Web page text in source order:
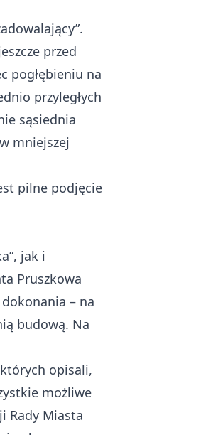
przed
pogłębieniu na
przyległych
sąsiednia
mniejszej
pilne podjęcie
jak i
Pruszkowa
– na
budową. Na
opisali,
możliwe
Rady Miasta